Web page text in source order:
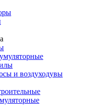
и воздуходувы